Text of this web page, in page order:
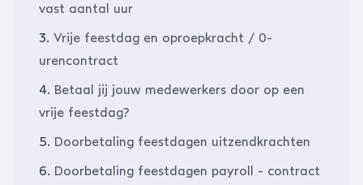
vast aantal uur
3. Vrije feestdag en oproepkracht / 0-
urencontract
4. Betaal jij jouw medewerkers door op een
vrije feestdag?
5. Doorbetaling feestdagen uitzendkrachten
6. Doorbetaling feestdagen payroll - contract